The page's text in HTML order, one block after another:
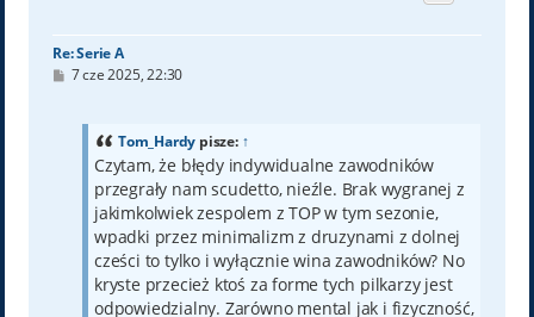
Re: Serie A
P7 cze 2025, 22:30
Tom_Hardy pisze: ↑
Czytam, że błędy indywidualne zawodników
przegrały nam scudetto, nieźle. Brak wygranej z
jakimkolwiek zespolem z TOP w tym sezonie,
wpadki przez minimalizm z druzynami z dolnej
cześci to tylko i wyłącznie wina zawodników? No
kryste przecież ktoś za forme tych pilkarzy jest
odpowiedzialny. Zarówno mental jak i fizyczność,